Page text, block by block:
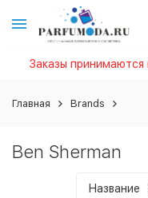
Заказы принимаются
Главная Brands
Ben Sherman
Название